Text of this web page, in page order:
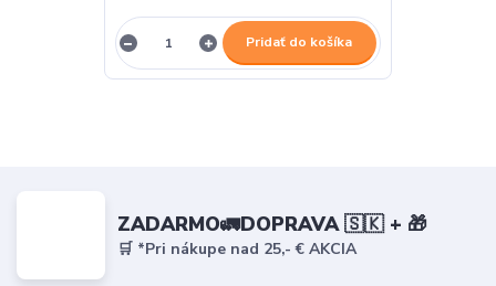
Pridať do košíka
ZADARMO🚛DOPRAVA 🇸🇰 + 🎁
🛒 *Pri nákupe nad 25,- € AKCIA